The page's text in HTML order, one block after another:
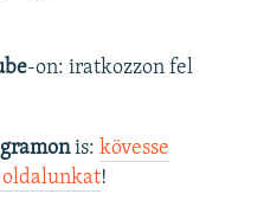
-on: iratkozzon fel
is: kövesse
! ​